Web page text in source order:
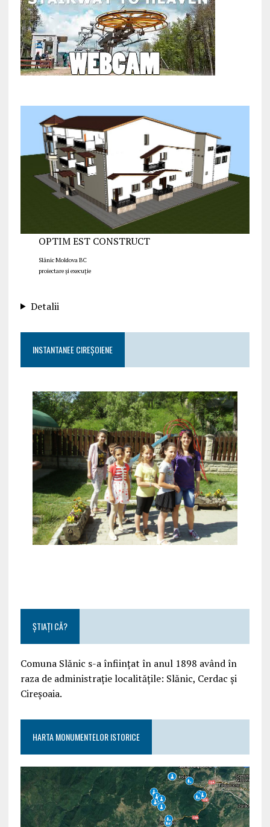
OPTIM EST CONSTRUCT
Slănic Moldova BC
proiectare și execuție
Detalii
INSTANTANEE CIREȘOIENE
ȘTIAȚI CĂ?
Comuna Slănic s-a înființat în anul 1898 având în
raza de administrație localitățile: Slănic, Cerdac și
Cireșoaia.
HARTA MONUMENTELOR ISTORICE